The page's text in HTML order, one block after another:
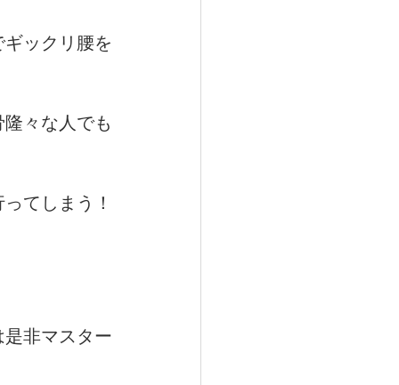
ックリ腰を
々な人でも
てしまう！
非マスター